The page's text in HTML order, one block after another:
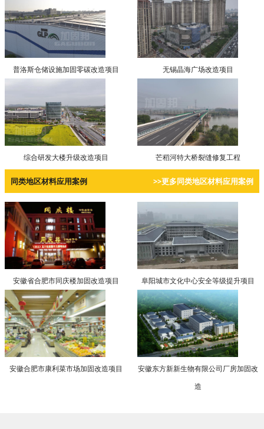
普洛斯仓储设施加固零碳改造项目 无锡晶海广场改造项目
综合研发大楼升级改造项目 芒稻河特大桥裂缝修复工程
同类地区材料应用案例 >>更多同类地区材料应用案例
安徽省合肥市同庆楼加固改造项目 阜阳城市文化中心安全等级提升项目
安徽合肥市康利菜市场加固改造项目
安徽东方新新生物有限公司厂房加固改
造